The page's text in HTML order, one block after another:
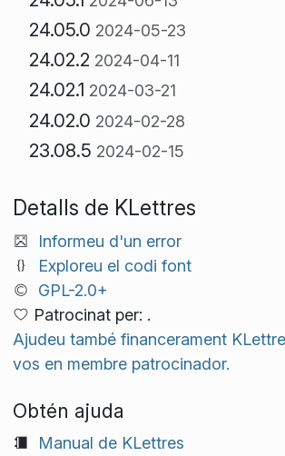
24.05.0 2024-05-23
24.02.2 2024-04-11
24.02.1 2024-03-21
24.02.0 2024-02-28
23.08.5 2024-02-15
Detalls de KLettres
Informeu d'un error
Exploreu el codi font
GPL-2.0+
Patrocinat per: .
Ajudeu també financerament
vos en membre patrocinador.
Obtén ajuda
Manual de KLettres